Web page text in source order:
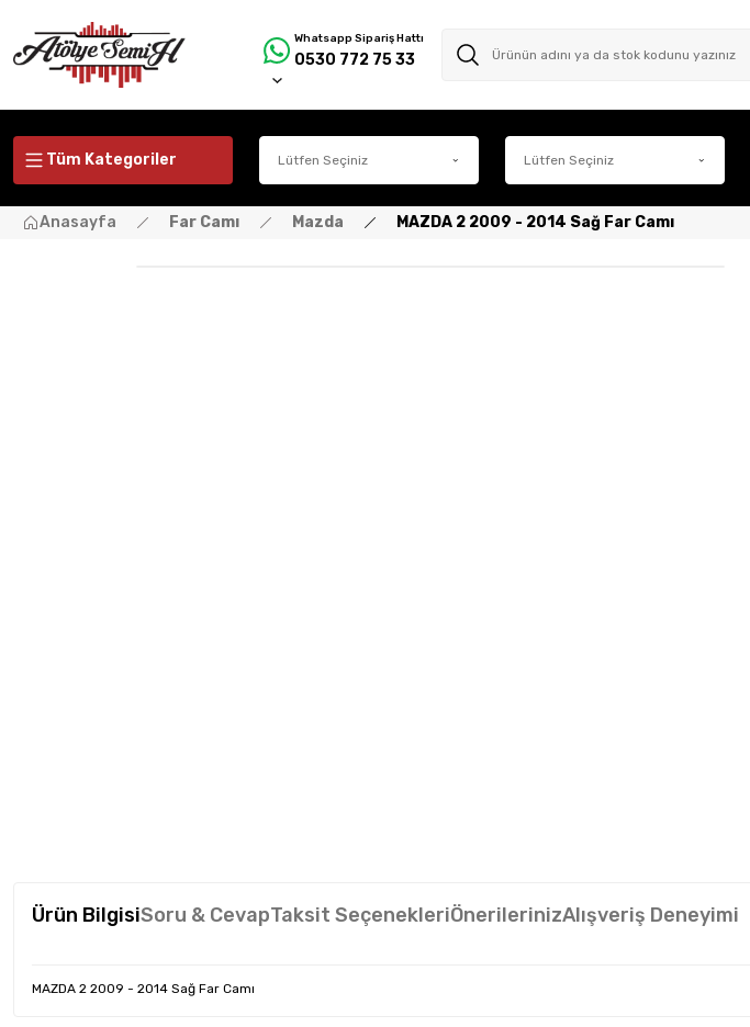
Whatsapp Sipariş Hattı
0530 772 75 33
Tüm Kategoriler
Anasayfa Far Camı Mazda MAZDA 2 2009 - 2014 Sağ Far Camı
Ürün BilgisiSoru & CevapTaksit SeçenekleriÖnerilerinizAlışveriş Deneyimi
MAZDA 2 2009 - 2014 Sağ Far Camı